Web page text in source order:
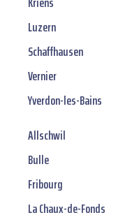
Luzern
Schaffhausen
Vernier
Yverdon-les-Bains
Allschwil
Bulle
Fribourg
La Chaux-de-Fonds